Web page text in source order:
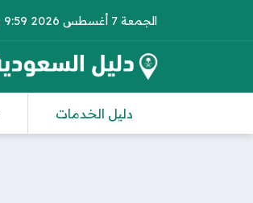
الجمعة 7 أغسطس 2026 9:59 م
دليل الخدمات